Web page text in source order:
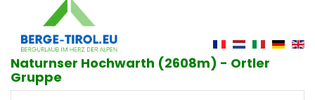
Naturnser Hochwarth (2608m) - Ortler
Gruppe